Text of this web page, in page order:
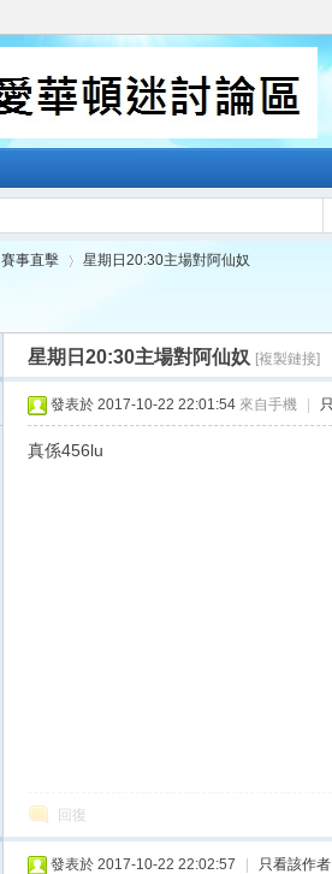
賽事直擊
›
星期日20:30主場對阿仙奴
星期日20:30主場對阿仙奴 [複製鏈接]
發表於 2017-10-22 22:01:54 來自手機
真係456lu
回復
發表於 2017-10-22 22:02:57 只看該作者